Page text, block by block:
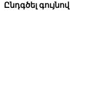
Ընդգծել գույնով